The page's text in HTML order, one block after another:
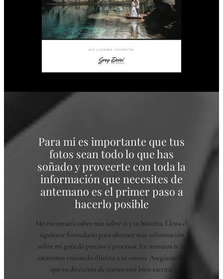
Para mi es importante que tus
fotos sean todo lo que has
soñado y proveerte con toda la
información que necesites de
antemano es el primer paso a
hacerlo posible
Me encantaría saber más sobre ti y tu historia. Llena el
siguiente formulario para obtener más información
sobre mi guía de precios y procesos. En minutos te la
estaremos enviando directo a tu correo. Asegúrate de
que tu dirección de correo esté bien escrita.